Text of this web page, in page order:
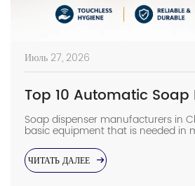
Июль 27, 2026
Soap dispenser manufacturers in
basic equipment that is needed in
bathrooms where hygiene stands
places such as airports, even a
causes the soap to run out and
slippery right away. The choice of
ЧИТАТЬ ДАЛЕЕ